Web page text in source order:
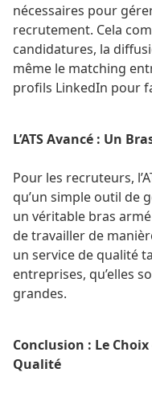
nécessaires pour
recrutement. Cela
candidatures, la
même le matching
profils LinkedIn pour
L’ATS Avancé : Un
Pour les recruteurs,
qu’un simple outil de
un véritable bras
de travailler de
un service de qualité
entreprises, qu’elles
grandes.
Conclusion : Le
Qualité